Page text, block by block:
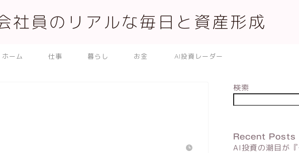
社員のリアルな毎日と資産形成
ホーム 仕事 暮らし お金 AI投資レーダー
検索
Recent Posts
AI投資の潮目が『